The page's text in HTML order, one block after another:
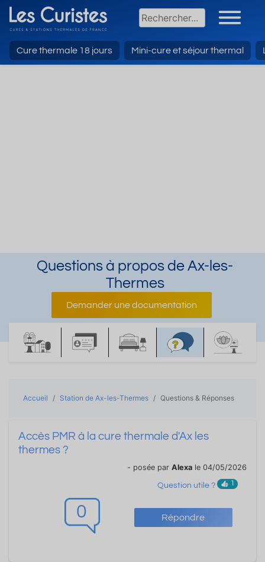
Cure thermale 18 jours Mini-cure et séjour thermal
Questions à propos de Ax-les-
Thermes
Demander une documentation
Accueil Station de Ax-les-Thermes Questions & Réponses
0 Répondre
Accès PMR à la cure thermale d'Ax les
thermes ?
- posée par Alexa le 04/05/2026
Question utile ?